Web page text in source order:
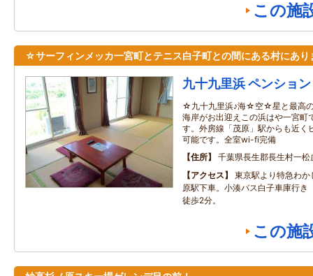
この施
☆サーフィンメッカ一宮町とテニス白子町との間にある村にあり
九十九里浜 ペンショ
☆九十九里浜♪海☆空☆星と最高の
海岸がお出迎えこの浜はや一宮町
す。外房線「茂原」駅からも近く
可能です。全室wi-fi完備
住所
千葉県長生郡長生村一
アクセス
東京駅より特急わ
原駅下車。小湊バス白子車庫行き
徒歩2分。
この施